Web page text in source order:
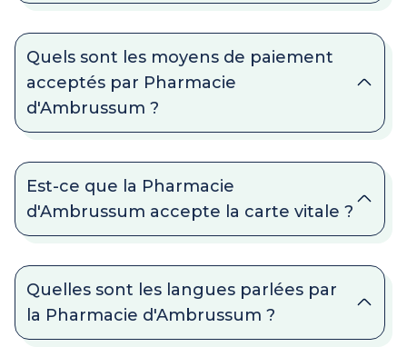
Quels sont les moyens de paiement
acceptés par Pharmacie
d'Ambrussum ?
Est-ce que la Pharmacie
d'Ambrussum accepte la carte vitale ?
Quelles sont les langues parlées par
la Pharmacie d'Ambrussum ?